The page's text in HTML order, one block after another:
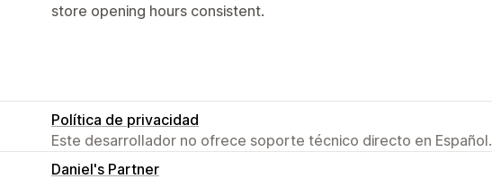
store opening hours consistent.
Política de privacidad
Este desarrollador no ofrece soporte técnico directo en Español.
Daniel's Partner